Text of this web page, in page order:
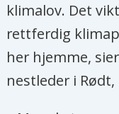
klimalov. Det
rettferdig
her hjemme,
nestleder i